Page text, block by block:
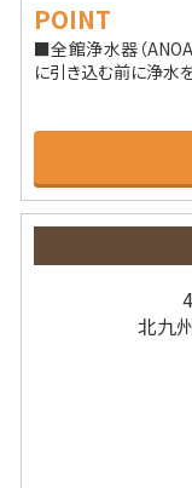
POINT
■全館浄水器（
に引き込む前に浄水
北九